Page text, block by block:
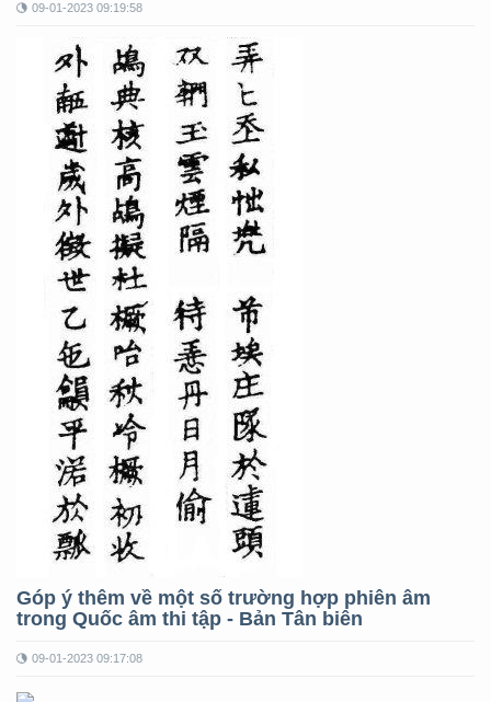
09-01-2023 09:19:58
Góp ý thêm về một số trường hợp phiên âm
trong Quốc âm thi tập - Bản Tân biên
09-01-2023 09:17:08